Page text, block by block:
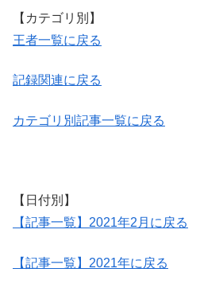
【カテゴリ別】
王者一覧に戻る
記録関連に戻る
カテゴリ別記事一覧に戻る
【日付別】
【記事一覧】2021年2月に戻る
【記事一覧】2021年に戻る